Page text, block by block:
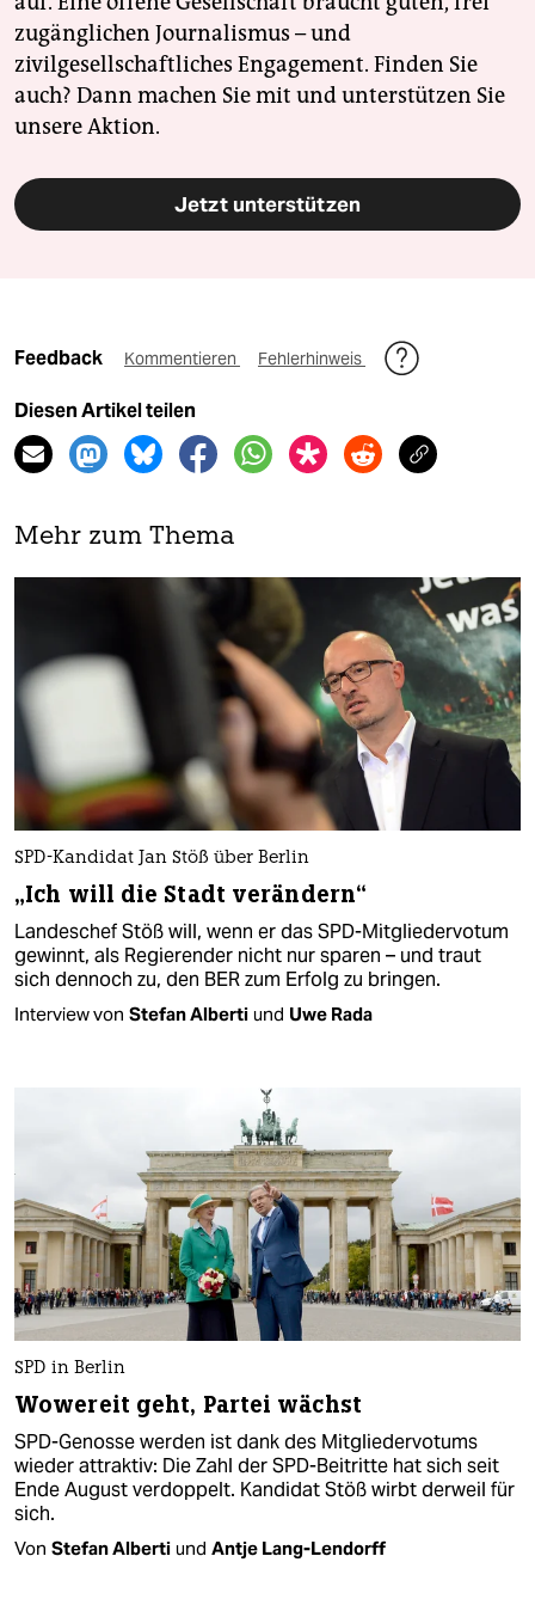
zugänglichen Journalismus – und
zivilgesellschaftliches Engagement. Finden Sie
auch? Dann machen Sie mit und unterstützen Sie
unsere Aktion.
Jetzt unterstützen
Feedback Kommentieren Fehlerhinweis
Diesen Artikel teilen
Mehr zum Thema
SPD-Kandidat Jan Stöß über Berlin
„Ich will die Stadt verändern“
Landeschef Stöß will, wenn er das SPD-Mitgliedervotum
gewinnt, als Regierender nicht nur sparen – und traut
sich dennoch zu, den BER zum Erfolg zu bringen.
Interview von Stefan Alberti und Uwe Rada
SPD in Berlin
Wowereit geht, Partei wächst
SPD-Genosse werden ist dank des Mitgliedervotums
wieder attraktiv: Die Zahl der SPD-Beitritte hat sich seit
Ende August verdoppelt. Kandidat Stöß wirbt derweil für
sich.
Von Stefan Alberti und Antje Lang-Lendorff